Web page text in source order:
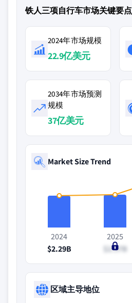
铁人三项自行车市场关键要点
2024年市场规模
22.9亿美元
2034年市场预测
规模
37亿美元
Market Size Trend
2024
$2.29B
2025
$2.37B
区域主导地位